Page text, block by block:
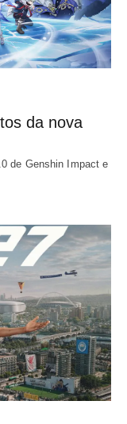
da nova
de Genshin Impact e